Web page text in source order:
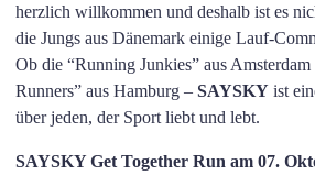
herzlich willkommen und deshalb ist es
die Jungs aus Dänemark einige Lauf-
Ob die “Running Junkies” aus
Runners” aus Hamburg – SAYSKY ist
über jeden, der Sport liebt und lebt.
SAYSKY Get Together Run am 07.